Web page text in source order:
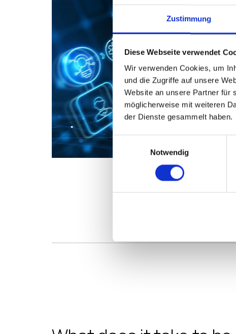
Zustimmung
Diese Webseite verwendet
Wir verwenden Cookies, um
und die Zugriffe auf unsere
Website an unsere Partner für
möglicherweise mit weiteren
der Dienste gesammelt haben.
Einwilligungsauswahl
Notwendig